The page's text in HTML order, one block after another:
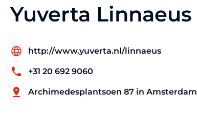
Yuverta Linnaeus
http://www.yuverta.nl/linnaeus
+31 20 692 9060
Archimedesplantsoen 87 in Amsterdam